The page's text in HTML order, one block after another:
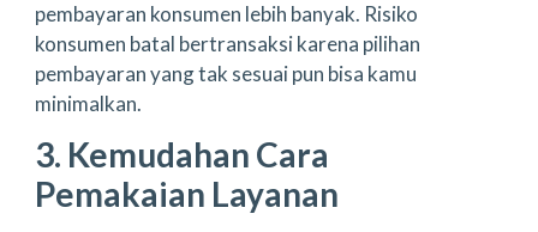
pembayaran konsumen lebih banyak. Risiko
konsumen batal bertransaksi karena pilihan
pembayaran yang tak sesuai pun bisa kamu
minimalkan.
3. Kemudahan Cara
Pemakaian Layanan